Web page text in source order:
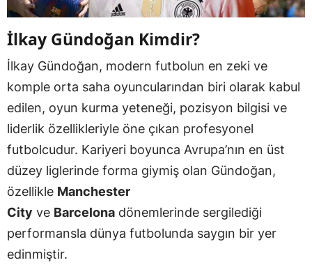
İlkay Gündoğan Kimdir?
İlkay Gündoğan, modern futbolun en zeki ve
komple orta saha oyuncularından biri olarak kabul
edilen, oyun kurma yeteneği, pozisyon bilgisi ve
liderlik özellikleriyle öne çıkan profesyonel
futbolcudur. Kariyeri boyunca Avrupa’nın en üst
düzey liglerinde forma giymiş olan Gündoğan,
özellikle Manchester
City ve Barcelona dönemlerinde sergilediği
performansla dünya futbolunda saygın bir yer
edinmiştir.